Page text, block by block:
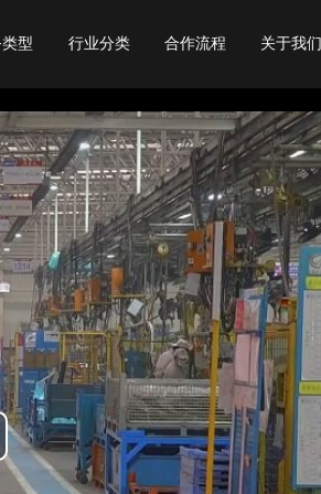
型
告
作
场
录片
视频
行业分类
教育宣传片
餐饮宣传片
物流宣传片
展会会议视频
城市宣传片
校招宣传片
合作流程 关于我们